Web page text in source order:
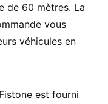
de 60 mètres. La
vous
véhicules en
est fourni